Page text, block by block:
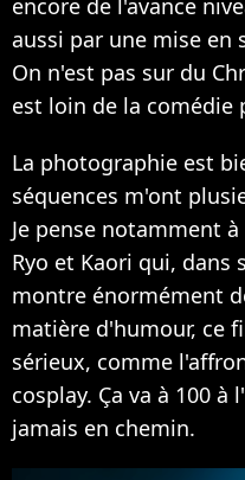
aussi par une mise en
On n'est pas sur du
est loin de la comédie
La photographie est
séquences m'ont
Je pense notamment
Ryo et Kaori qui, dans
montre énormément
matière d'humour, ce
sérieux, comme
cosplay. Ça va à 100 à
jamais en chemin.